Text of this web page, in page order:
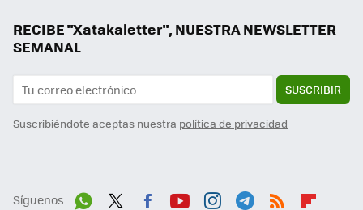
RECIBE "Xatakaletter", NUESTRA NEWSLETTER
SEMANAL
SUSCRIBIR
Suscribiéndote aceptas nuestra política de privacidad
Síguenos